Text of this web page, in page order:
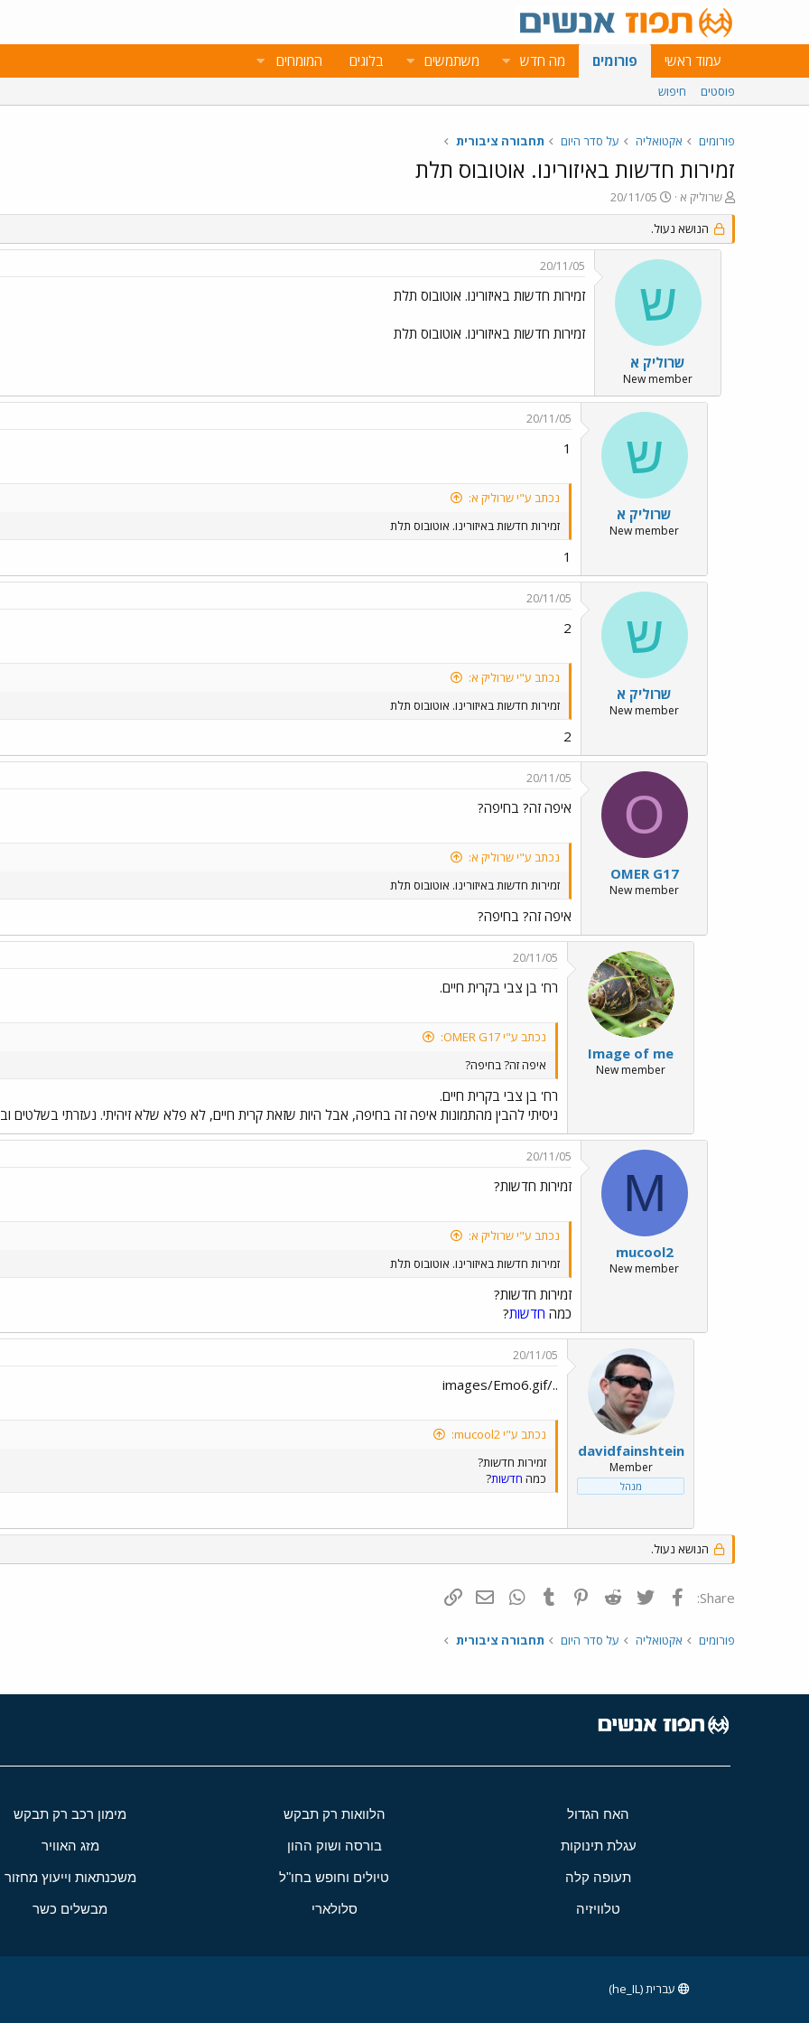
עמוד ראשי פורומים מה חדש משתמשים בלוגים המומחים
פוסטים חיפוש
פורומים אקטואליה על סדר היום תחבורה ציבורית
זמירות חדשות באיזורינו. אוטובוס תלת
פ
ו
ת
ח
שרוליק א
פ
ו
ר
ס
ם
ת
א
ר
י
ך
20/11/05
הנושא נעול.
ש
שרוליק א
New member
20/11/05
זמירות חדשות באיזורינו. אוטובוס תלת
זמירות חדשות באיזורינו. אוטובוס תלת
ש
שרוליק א
New member
20/11/05
1
נכתב ע"י שרוליק א:
זמירות חדשות באיזורינו. אוטובוס תלת
1
ש
שרוליק א
New member
20/11/05
2
נכתב ע"י שרוליק א:
זמירות חדשות באיזורינו. אוטובוס תלת
2
O
OMER G17
New member
20/11/05
איפה זה? בחיפה?
נכתב ע"י שרוליק א:
זמירות חדשות באיזורינו. אוטובוס תלת
איפה זה? בחיפה?
Image of me
New member
20/11/05
רח' בן צבי בקרית חיים.
נכתב ע"י OMER G17:
איפה זה? בחיפה?
רח' בן צבי בקרית חיים.
ניסיתי להבין מהתמונות איפה זה בחיפה, אבל היות שזאת קרית חיים, לא פלא שלא זיהיתי. נעזרתי
M
mucool2
New member
20/11/05
זמירות חדשות?
נכתב ע"י שרוליק א:
זמירות חדשות באיזורינו. אוטובוס תלת
זמירות חדשות?
כמה חדשות?
davidfainshtein
Member
מנהל
20/11/05
../images/Emo6.gif
נכתב ע"י mucool2:
זמירות חדשות?
כמה חדשות?
הנושא נעול.
Share: פייסבוק Twitter
Reddit
Pinterest
Tumblr
WhatsAppדואר אלקטרוני
פורומים אקטואליה על סדר היום תחבורה ציבורית
האח הגדול הלוואות רק תבקש מימון רכב רק תבקש
עגלת תינוקות בורסה ושוק ההון מזג האוויר
תעופה קלה טיולים וחופש בחו"ל משכנתאות וייעוץ מחזור
טלוויזיה סלולארי מבשלים כשר
עברית (he_IL)